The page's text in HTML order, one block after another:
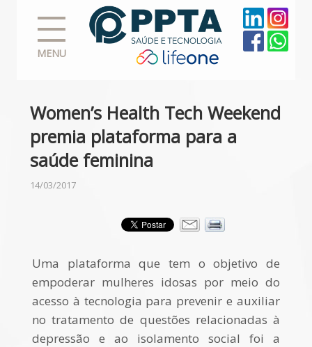
MENU
Women’s Health Tech Weekend
premia plataforma para a
saúde feminina
14/03/2017
Uma plataforma que tem o objetivo de
empoderar mulheres idosas por meio do
acesso à tecnologia para prevenir e auxiliar
no tratamento de questões relacionadas à
depressão e ao isolamento social foi a